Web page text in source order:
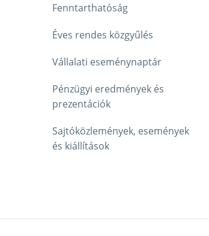
Fenntarthatóság
Éves rendes közgyűlés
Vállalati eseménynaptár
Pénzügyi eredmények és
prezentációk
Sajtóközlemények, események
és kiállítások